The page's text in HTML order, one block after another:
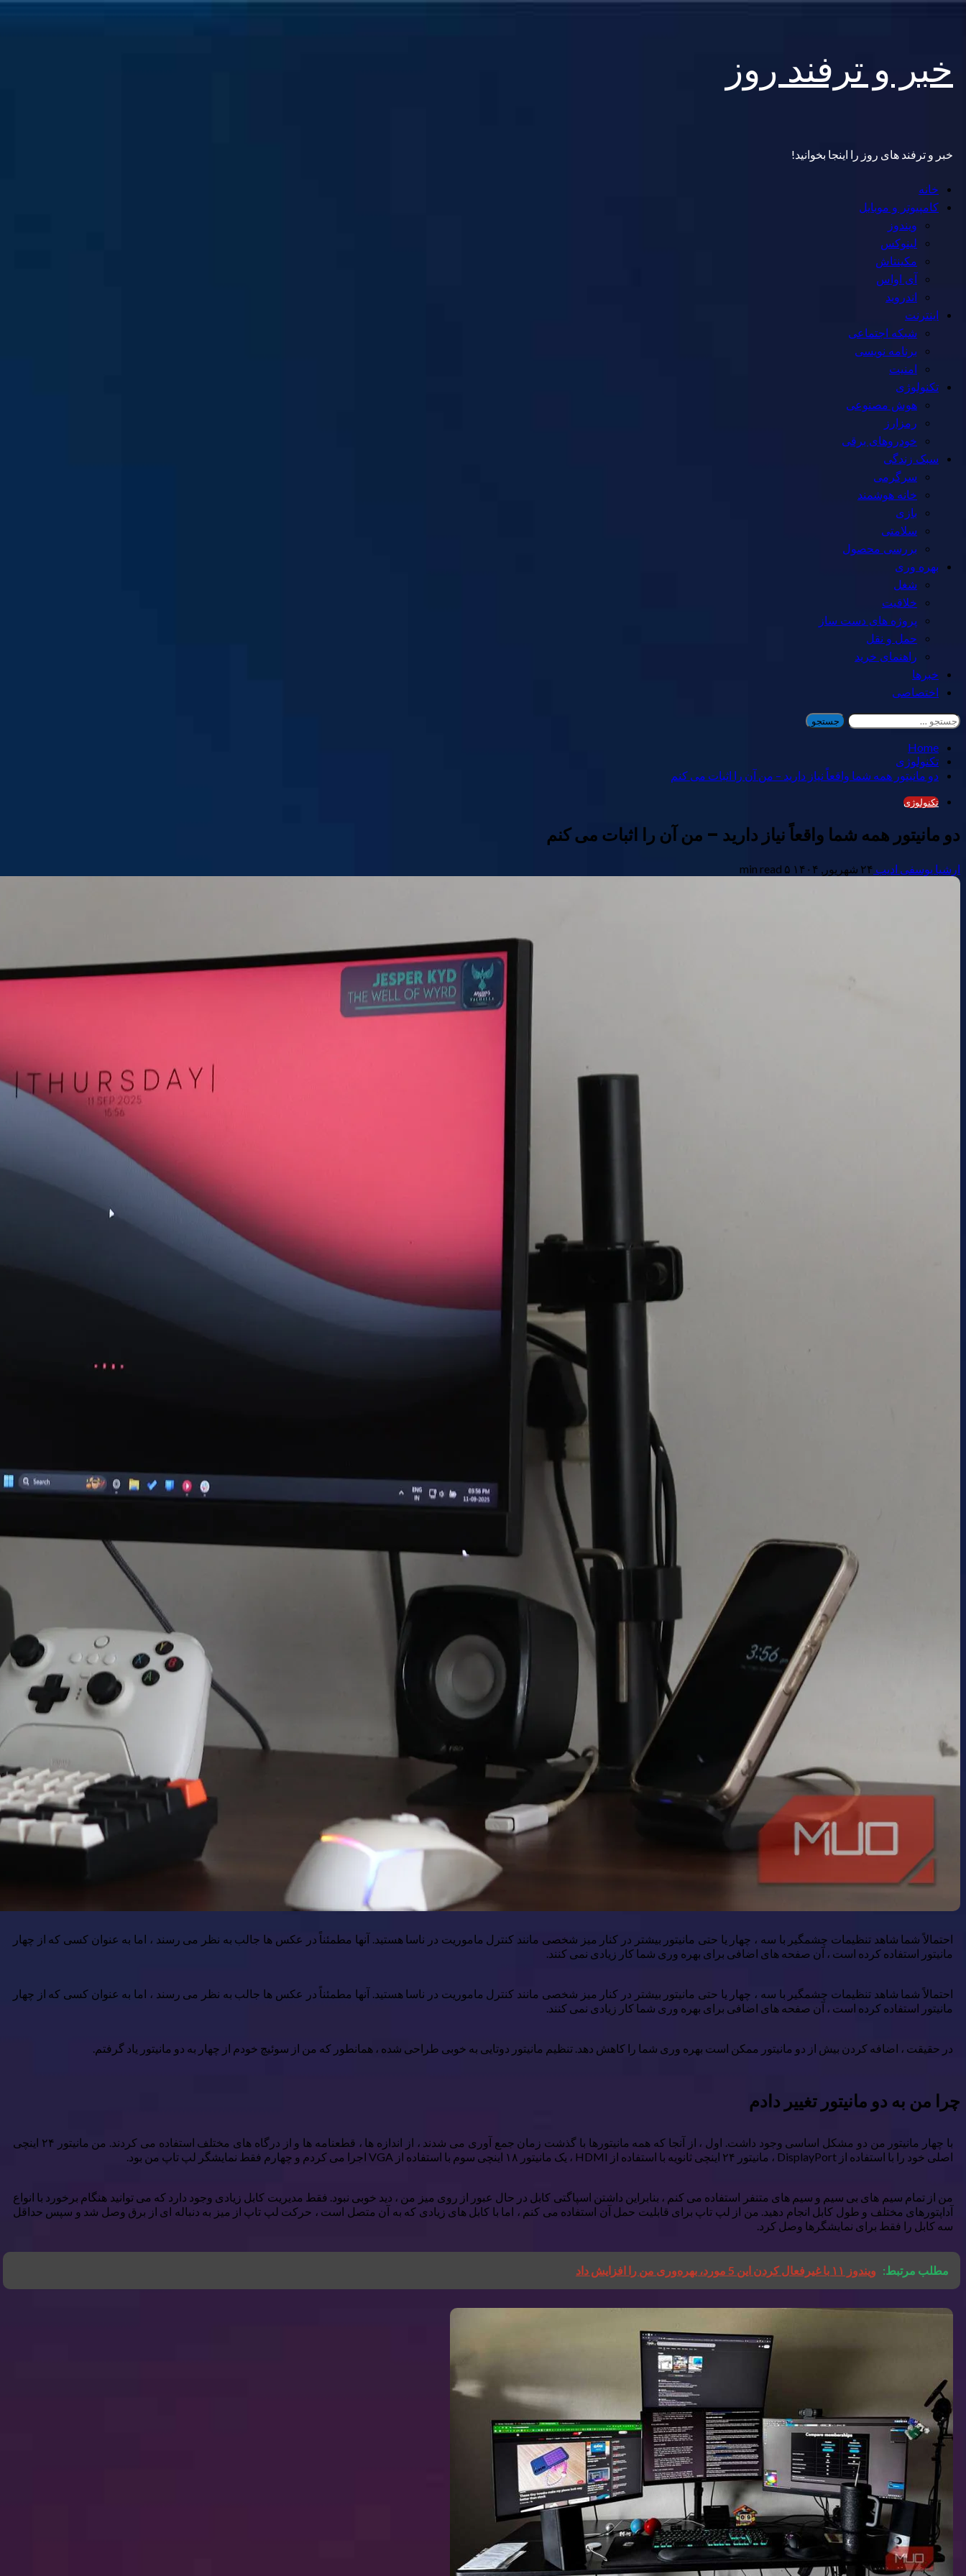
content
خبر و ترفند روز
خبر و ترفند های روز را اینجا بخوانید!
Primary
Menu
خانه
کامپیوتر و موبایل
ویندوز
لینوکس
مکینتاش
آی اواس
اندروید
اینترنت
شبکه اجتماعی
برنامه نویسی
امنیت
تکنولوژی
هوش مصنوعی
رمزارز
خودروهای برقی
سبک زندگی
سرگرمی
خانه هوشمند
بازی
سلامتی
بررسی محصول
بهره وری
شغل
خلاقیت
پروژه های دست ساز
حمل و نقل
راهنمای خرید
خبرها
اختصاصی
جستجو
برای:
Home
تکنولوژی
دو مانیتور همه شما واقعاً نیاز دارید – من آن را اثبات می کنم
تکنولوژی
دو مانیتور همه شما واقعاً نیاز دارید – من آن را اثبات می کنم
ارشیا یوسفی ادیب ۲۴ شهریور, ۱۴۰۴ ۵ min read
احتمالاً شما شاهد تنظیمات چشمگیر با سه ، چهار یا حتی مانیتور بیشتر در کنار میز شخصی مانند کنترل ماموریت در ناسا هستید. آنها مطمئناً در عکس ها جالب به نظر می رسند ، اما به عنوان کسی که از چهار
مانیتور استفاده کرده است ، آن صفحه های اضافی برای بهره وری شما کار زیادی نمی کنند.
احتمالاً شما شاهد تنظیمات چشمگیر با سه ، چهار یا حتی مانیتور بیشتر در کنار میز شخصی مانند کنترل ماموریت در ناسا هستید. آنها مطمئناً در عکس ها جالب به نظر می رسند ، اما به عنوان کسی که از چهار
مانیتور استفاده کرده است ، آن صفحه های اضافی برای بهره وری شما کار زیادی نمی کنند.
در حقیقت ، اضافه کردن بیش از دو مانیتور ممکن است بهره وری شما را کاهش دهد. تنظیم مانیتور دوتایی به خوبی طراحی شده ، همانطور که من از سوئیچ خودم از چهار به دو مانیتور یاد گرفتم.
چرا من به دو مانیتور تغییر دادم
با چهار مانیتور من دو مشکل اساسی وجود داشت. اول ، از آنجا که همه مانیتورها با گذشت زمان جمع آوری می شدند ، از اندازه ها ، قطعنامه ها و از درگاه های مختلف استفاده می کردند. من مانیتور ۲۴ اینچی
اصلی خود را با استفاده از DisplayPort ، مانیتور ۲۴ اینچی ثانویه با استفاده از HDMI ، یک مانیتور ۱۸ اینچی سوم با استفاده از VGA اجرا می کردم و چهارم فقط نمایشگر لپ تاپ من بود.
من از تمام سیم های بی سیم و سیم های متنفر استفاده می کنم ، بنابراین داشتن اسپاگتی کابل در حال عبور از روی میز من ، دید خوبی نبود. فقط مدیریت کابل زیادی وجود دارد که می توانید هنگام برخورد با انواع
آداپتورهای مختلف و طول کابل انجام دهید. من از لپ تاپ برای قابلیت حمل آن استفاده می کنم ، اما با کابل های زیادی که به آن متصل است ، حرکت لپ تاپ از میز به دنباله ای از برق وصل شد و سپس حداقل
سه کابل را فقط برای نمایشگرها وصل کرد.
مطلب مرتبط: ویندوز ۱۱ با غیرفعال کردن این 5 مورد، بهره‌وری من را افزایش داد